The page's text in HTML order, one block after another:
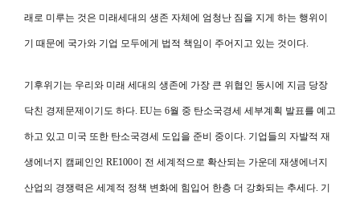
래로 미루는 것은 미래세대의 생존 자체에 엄청난 짐을 지게 하는 행위이
기 때문에 국가와 기업 모두에게 법적 책임이 주어지고 있는 것이다.
기후위기는 우리와 미래 세대의 생존에 가장 큰 위협인 동시에 지금 당장
닥친 경제문제이기도 하다. EU는 6월 중 탄소국경세 세부계획 발표를 예고
하고 있고 미국 또한 탄소국경세 도입을 준비 중이다. 기업들의 자발적 재
생에너지 캠페인인 RE100이 전 세계적으로 확산되는 가운데 재생에너지
산업의 경쟁력은 세계적 정책 변화에 힘입어 한층 더 강화되는 추세다. 기